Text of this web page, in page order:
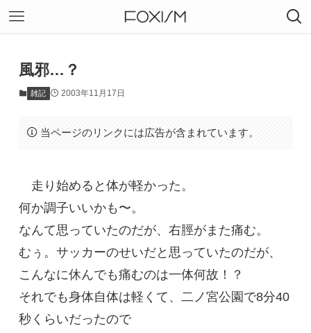
風邪…？
雑記 2003年11月17日
当ページのリンクには広告が含まれています。
走り始めると体が軽かった。
何か調子いいかも〜。
なんて思っていたのだが、右脛がまた痛む。
むぅ。サッカーのせいだと思っていたのだが、
こんなに休んでも痛むのは一体何故！？
それでも身体自体は軽くて、二ノ宮公園で8分40
秒くらいだったので